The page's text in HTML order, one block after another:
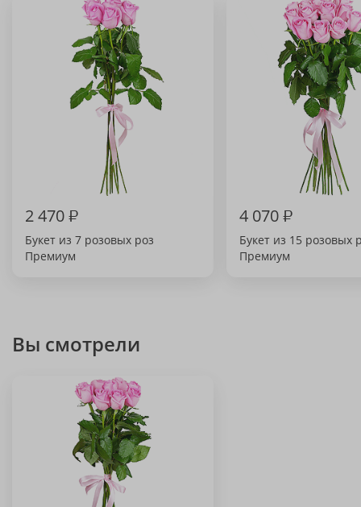
2 470₽
Букет из 7 розовых роз
Премиум
4 070₽
Букет из 15 розовых
Премиум
Вы смотрели